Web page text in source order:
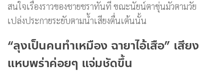
สนใจเรื่องราวของชายชราทันที ขณะนัยน์ตาขุ่นมัวตามวัย
เปล่งประกายระยับตามน้ำเสียงตื่นเต้นนั้น
“ลุงเป็นคนทำเหมือง ฉายาไอ้เสือ” เสียง
แหบพร่าค่อยๆ แจ่มชัดขึ้น